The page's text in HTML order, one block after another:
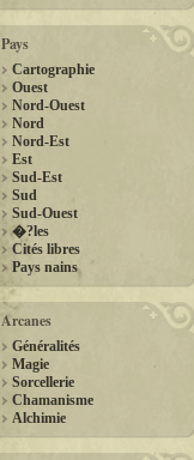
Pays
Cartographie
Ouest
Nord-Ouest
Nord
Nord-Est
Est
Sud-Est
Sud
Sud-Ouest
�?les
Cités libres
Pays nains
Arcanes
Généralités
Magie
Sorcellerie
Chamanisme
Alchimie